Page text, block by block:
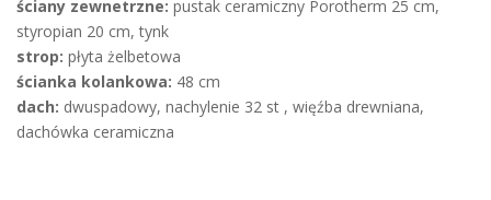
ściany zewnetrzne: pustak ceramiczny Porotherm 25 cm,
styropian 20 cm, tynk
strop: płyta żelbetowa
ścianka kolankowa: 48 cm
dach: dwuspadowy, nachylenie 32 st , więźba drewniana,
dachówka ceramiczna